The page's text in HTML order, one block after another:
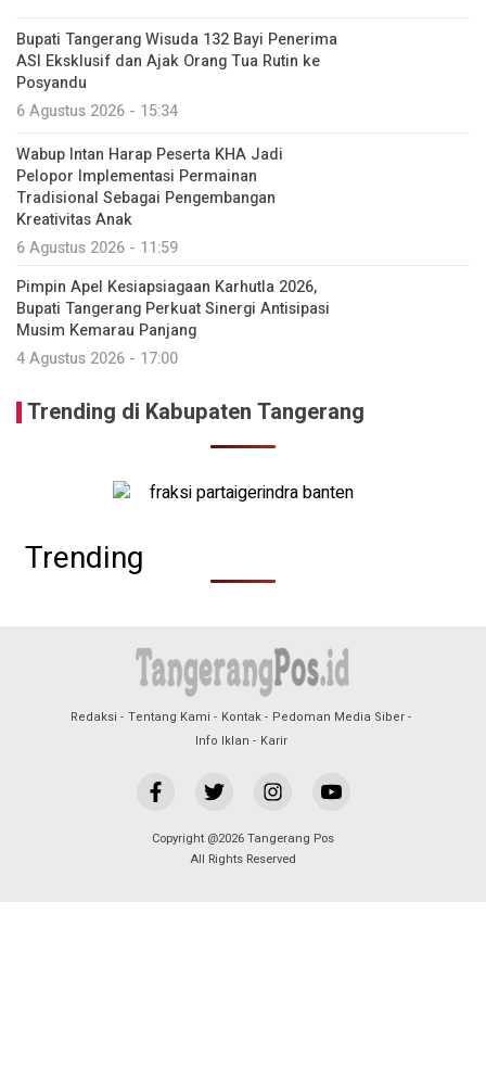
Bupati Tangerang Wisuda 132 Bayi Penerima
ASI Eksklusif dan Ajak Orang Tua Rutin ke
Posyandu
6 Agustus 2026 - 15:34
Wabup Intan Harap Peserta KHA Jadi
Pelopor Implementasi Permainan
Tradisional Sebagai Pengembangan
Kreativitas Anak
6 Agustus 2026 - 11:59
Pimpin Apel Kesiapsiagaan Karhutla 2026,
Bupati Tangerang Perkuat Sinergi Antisipasi
Musim Kemarau Panjang
4 Agustus 2026 - 17:00
Trending di Kabupaten Tangerang
Trending
Redaksi Tentang Kami Kontak
Pedoman Media Siber
Info Iklan
Karir
Copyright @2026 Tangerang Pos
All Rights Reserved